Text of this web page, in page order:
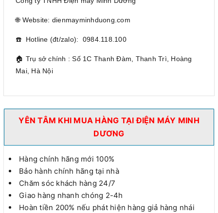
🌐 Website: dienmayminhduong.com
☎️ Hotline (đt/zalo): 0984.118.100
🏠 Trụ sở chính : Số 1C Thanh Đàm, Thanh Trì, Hoàng
Mai, Hà Nội
YÊN TÂM KHI MUA HÀNG TẠI ĐIỆN MÁY MINH
DƯƠNG
Hàng chính hãng mới 100%
Bảo hành chính hãng tại nhà
Chăm sóc khách hàng 24/7
Giao hàng nhanh chóng 2-4h
Hoàn tiền 200% nếu phát hiện hàng giả hàng nhái